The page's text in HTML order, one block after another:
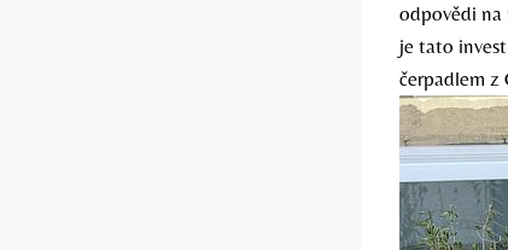
odpovědi na
je tato
čerpadlem z